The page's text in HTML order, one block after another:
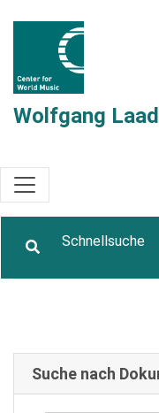
Wolfgang
Suche nach